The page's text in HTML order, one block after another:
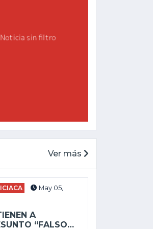
ENVÍAN A PRISIÓN
A PRESUNTO
SICARIO POR...
Ver más
May 05,
A
“FALSO…